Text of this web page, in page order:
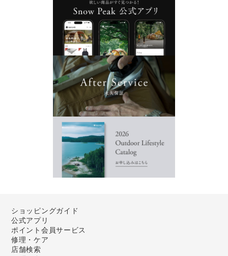
ショッピングガイド
公式アプリ
ポイント会員サービス
修理・ケア
店舗検索